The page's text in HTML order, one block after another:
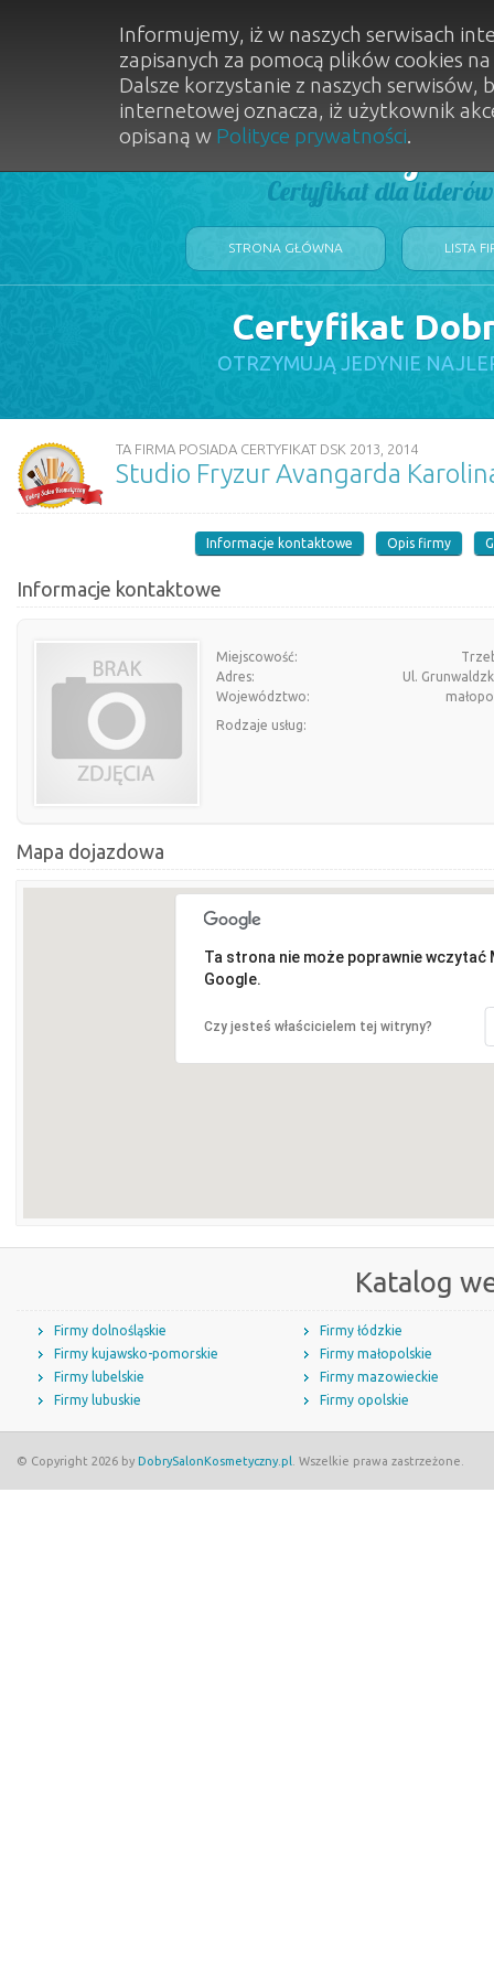
Dobry
Certyfikat dla
STRONA GŁÓWNA LISTA
Certyfikat
OTRZYMUJĄ JEDYNIE
TA FIRMA POSIADA CERTYFIKAT DSK 2013, 2014
Studio Fryzur Avangarda
Informacje kontaktowe Opis firmy
Informacje kontaktowe
Miejscowość:
Adres:
Ul.
Województwo:
Rodzaje usług:
Mapa dojazdowa
Ta strona nie może poprawnie wczytać
Google.
Czy jesteś właścicielem tej witryny?
Katalog
Firmy dolnośląskie
Firmy kujawsko-pomorskie
Firmy lubelskie
Firmy lubuskie
Firmy łódzkie
Firmy małopolskie
Firmy mazowieckie
Firmy opolskie
© Copyright 2026 by DobrySalonKosmetyczny.pl . Wszelkie prawa zastrzeżone.
Informujemy, iż w naszych serwisach
zapisanych za pomocą plików cookies
Dalsze korzystanie z naszych
internetowej oznacza, iż użytkownik
opisaną w Polityce prywatności.